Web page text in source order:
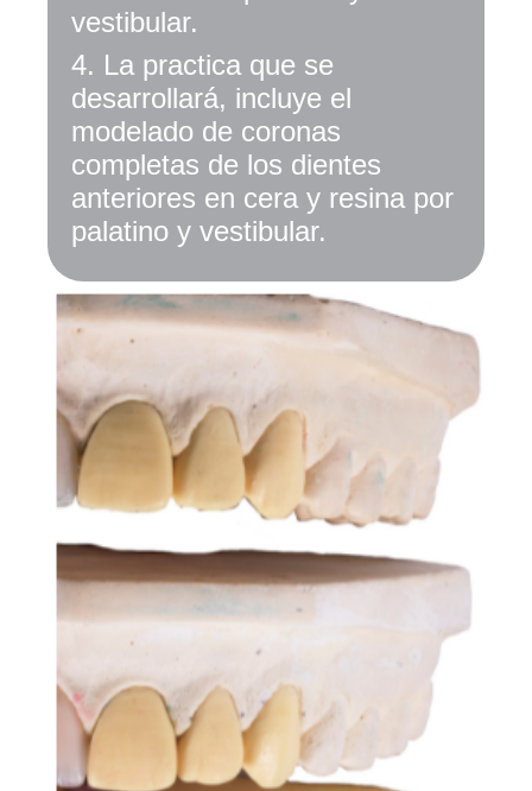
vestibular.
4. La practica que se
desarrollará, incluye el
modelado de coronas
completas de los dientes
anteriores en cera y resina por
palatino y vestibular.